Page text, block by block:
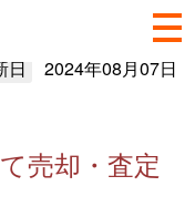
日 2024年08月07日
売却・査定